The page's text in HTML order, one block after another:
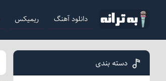
دانلود آهنگ ریمیکس
دسته بندی